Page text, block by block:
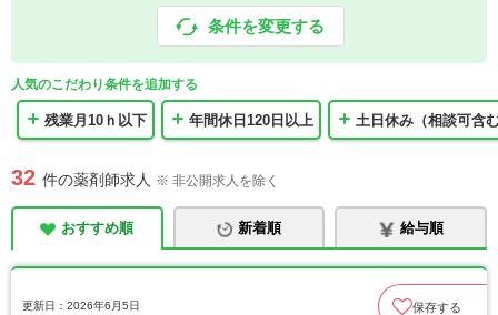
条件を変更する
人気のこだわり条件を追加する
残業月10ｈ以下 年間休日120日以上 土日休み（相談可含
32 件の薬剤師求人 ※ 非公開求人を除く
おすすめ順 新着順 給与順
更新日：2026年6月5日 保存する